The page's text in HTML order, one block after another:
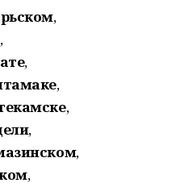
,
,
,
,
,
,
,
,